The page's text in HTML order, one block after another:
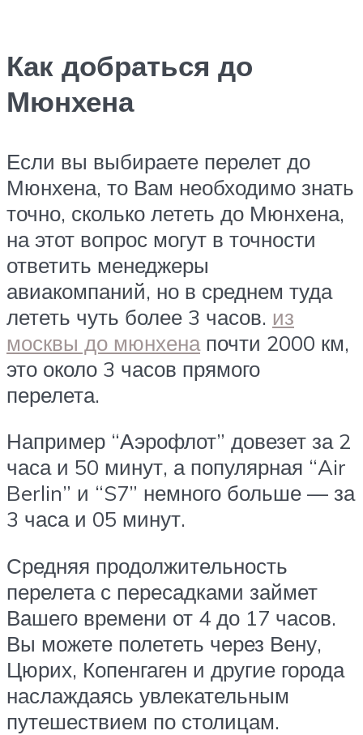
Как добраться до
Мюнхена
Если вы выбираете перелет до
Мюнхена, то Вам необходимо знать
точно, сколько лететь до Мюнхена,
на этот вопрос могут в точности
ответить менеджеры
авиакомпаний, но в среднем туда
лететь чуть более 3 часов. из
москвы до мюнхенапочти 2000 км,
это около 3 часов прямого
перелета.
Например “Аэрофлот” довезет за 2
часа и 50 минут, а популярная “Air
Berlin” и “S7” немного больше — за
3 часа и 05 минут.
Средняя продолжительность
перелета с пересадками займет
Вашего времени от 4 до 17 часов.
Вы можете полететь через Вену,
Цюрих, Копенгаген и другие города
наслаждаясь увлекательным
путешествием по столицам.